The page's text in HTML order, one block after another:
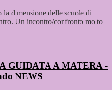
la dimensione delle scuole di
Un incontro/confronto molto
GUIDATA A MATERA -
NEWS